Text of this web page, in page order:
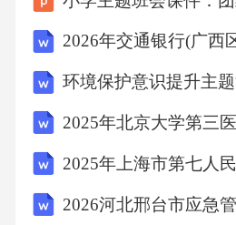
国有企业政绩观、作风建设
的意见建议。累计发放征求
开座谈会XX场，收集意见
纳为企业创新发展、职工权
履行、服务质量提升等X大
利用企业官网、微信公众号
环境保护意识提升主